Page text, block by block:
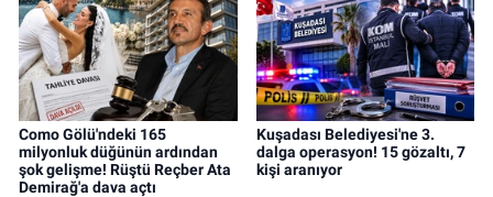
Como Gölü'ndeki 165
milyonluk düğünün ardından
şok gelişme! Rüştü Reçber Ata
Demirağ'a dava açtı
Kuşadası Belediyesi'ne 3.
dalga operasyon! 15 gözaltı, 7
kişi aranıyor